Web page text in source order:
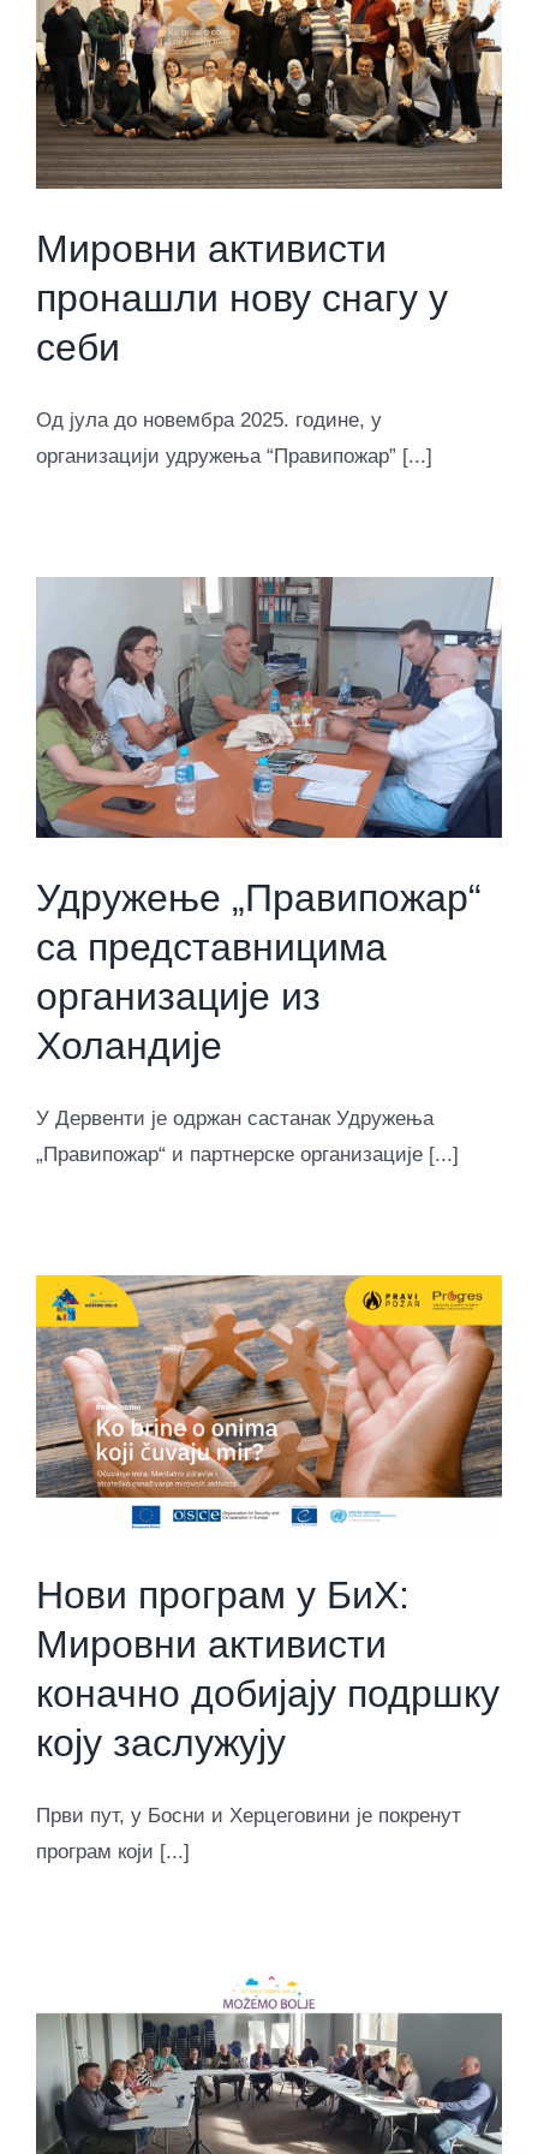
Мировни активисти
пронашли нову снагу у
себи
Од јула до новембра 2025. године, у
организацији удружења “Правипожар” [...]
Удружење „Правипожар“
са представницима
организације из
Холандије
У Дервенти je одржан састанак Удружења
„Правипожар“ и партнерске организације [...]
Нови програм у БиХ:
Мировни активисти
коначно добијају подршку
коју заслужују
Први пут, у Босни и Херцеговини је покренут
програм који [...]